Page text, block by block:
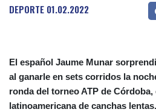
"Ray of Light"
DEPORTE 01.02.2022
El español Jaume Munar
al ganarle en sets corridos la
ronda del torneo ATP de
latinoamericana de canchas lentas.